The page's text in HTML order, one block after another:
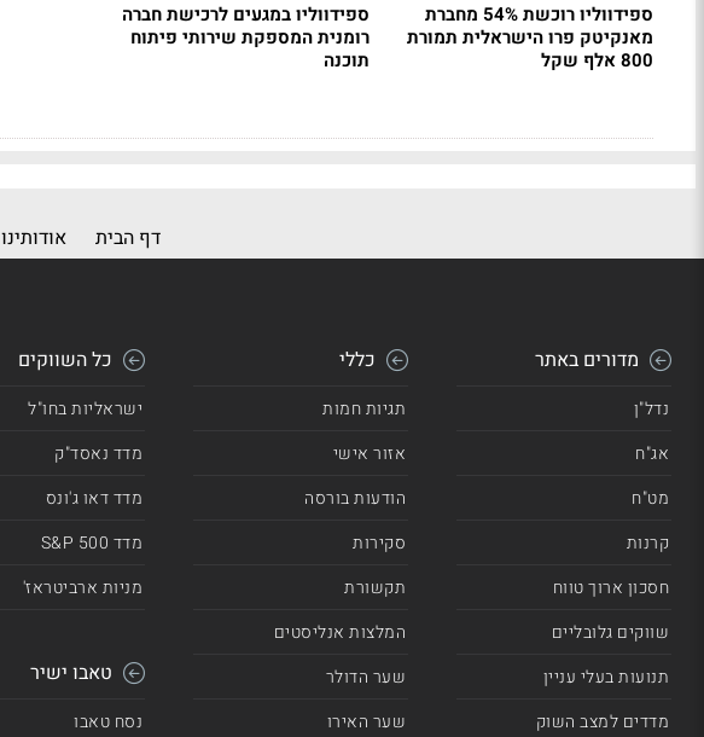
ספידווליו רוכשת 54% מחברת
מאנקיטק פרו הישראלית תמורת
800 אלף שקל
ספידווליו במגעים לרכישת חברה
רומנית המספקת שירותי פיתוח
תוכנה
דף הבית אודותינו
מדורים באתר
נדל"ן
אג"ח
מט"ח
קרנות
חסכון ארוך טווח
שווקים גלובליים
תנועות בעלי עניין
מדדים למצב השוק
כללי
תגיות חמות
אזור אישי
הודעות בורסה
סקירות
תקשורת
המלצות אנליסטים
שער הדולר
שער האירו
כל השווקים
ישראליות בחו"ל
מדד נאסד"ק
מדד דאו ג'ונס
מדד 500 S&P
מניות ארביטראז'
טאבו ישיר
נסח טאבו